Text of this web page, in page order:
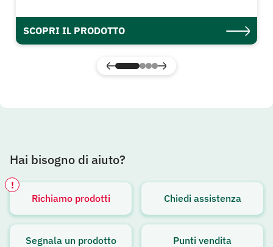
SCOPRI IL PRODOTTO
Hai bisogno di aiuto?
Richiamo prodotti
!
Avviso attivo
Chiedi assistenza
Segnala un prodotto Punti vendita